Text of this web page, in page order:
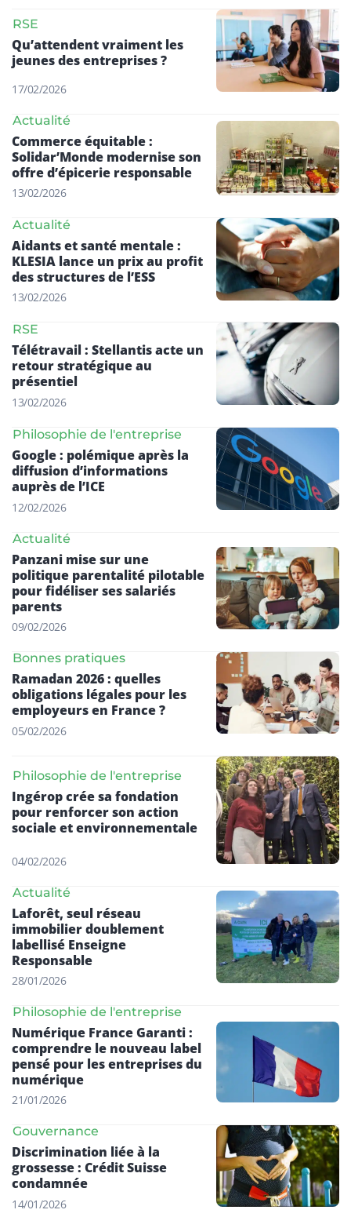
RSE
Qu’attendent vraiment les
jeunes des entreprises ?
17/02/2026
Actualité
Commerce équitable :
Solidar’Monde modernise son
offre d’épicerie responsable
13/02/2026
Actualité
Aidants et santé mentale :
KLESIA lance un prix au profit
des structures de l’ESS
13/02/2026
RSE
Télétravail : Stellantis acte un
retour stratégique au
présentiel
13/02/2026
Philosophie de l'entreprise
Google : polémique après la
diffusion d’informations
auprès de l’ICE
12/02/2026
Actualité
Panzani mise sur une
politique parentalité pilotable
pour fidéliser ses salariés
parents
09/02/2026
Bonnes pratiques
Ramadan 2026 : quelles
obligations légales pour les
employeurs en France ?
05/02/2026
Philosophie de l'entreprise
Ingérop crée sa fondation
pour renforcer son action
sociale et environnementale
04/02/2026
Actualité
Laforêt, seul réseau
immobilier doublement
labellisé Enseigne
Responsable
28/01/2026
Philosophie de l'entreprise
Numérique France Garanti :
comprendre le nouveau label
pensé pour les entreprises du
numérique
21/01/2026
Gouvernance
Discrimination liée à la
grossesse : Crédit Suisse
condamnée
14/01/2026